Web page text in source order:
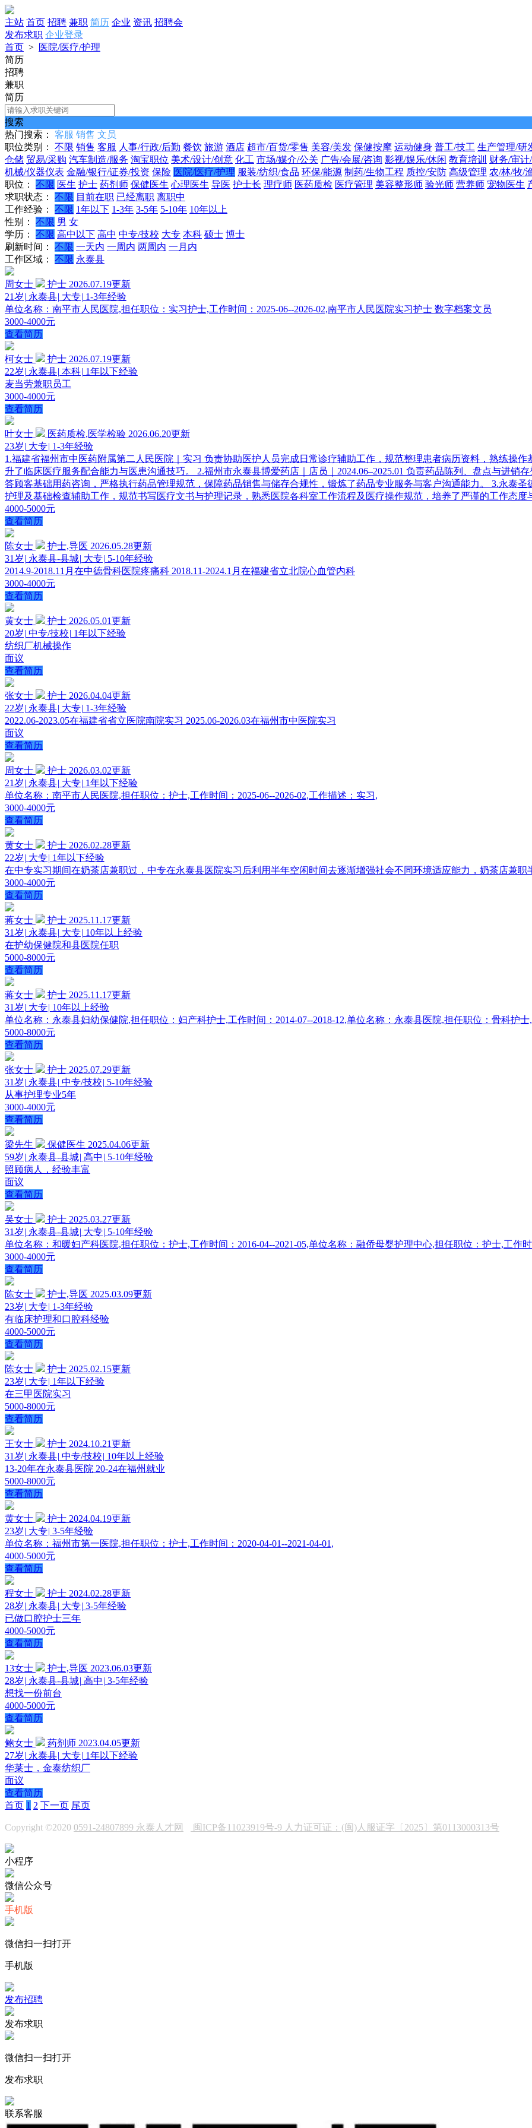
主站 首页 招聘 兼职 简历 企业 资讯 招聘会
发布求职 企业登录
首页 > 医院/医疗/护理
简历
招聘
兼职
简历
搜索
热门搜索：
客服 销售 文员
职位类别：
不限 销售 客服 人事/行政/后勤 餐饮 旅游 酒店 超市/百货/零售 美容/美发 保健按摩 运动健身 普工/技工 生产管理/研
仓储 贸易/采购 汽车制造/服务 淘宝职位 美术/设计/创意 化工 市场/媒介/公关 广告/会展/咨询 影视/娱乐/休闲 教育培训 财务/审计
机械/仪器仪表 金融/银行/证券/投资 保险 医院/医疗/护理 服装/纺织/食品 环保/能源 制药/生物工程 质控/安防 高级管理 农/林/牧/
职位：
不限 医生 护士 药剂师 保健医生 心理医生 导医 护士长 理疗师 医药质检 医疗管理 美容整形师 验光师 营养师 宠物医生
求职状态：
不限 目前在职 已经离职 离职中
工作经验：
不限 1年以下 1-3年 3-5年 5-10年 10年以上
性别：
不限 男 女
学历：
不限 高中以下 高中 中专/技校 大专 本科 硕士 博士
刷新时间：
不限 一天内 一周内 两周内 一月内
工作区域：
不限 永泰县
周女士 护士 2026.07.19更新
21岁| 永泰县| 大专| 1-3年经验
单位名称：南平市人民医院,担任职位：实习护士,工作时间：2025-06--2026-02,南平市人民医院实习护士 数字档案文员
3000-4000元
查看简历
柯女士 护士 2026.07.19更新
22岁| 永泰县| 本科| 1年以下经验
麦当劳兼职员工
3000-4000元
查看简历
叶女士 医药质检,医学检验 2026.06.20更新
23岁| 大专| 1-3年经验
1.福建省福州市中医药附属第二人民医院｜实习 负责协助医护人员完成日常诊疗辅助工作，规范整理患者病历资料，熟练操
升了临床医疗服务配合能力与医患沟通技巧。 2.福州市永泰县博爱药店｜店员｜2024.06–2025.01 负责药品陈列、盘点与进销
答顾客基础用药咨询，严格执行药品管理规范，保障药品销售与储存合规性，锻炼了药品专业服务与客户沟通能力。 3.永泰圣
护理及基础检查辅助工作，规范书写医疗文书与护理记录，熟悉医院各科室工作流程及医疗操作规范，培养了严谨的工作态度
4000-5000元
查看简历
陈女士 护士,导医 2026.05.28更新
31岁| 永泰县-县城| 大专| 5-10年经验
2014.9-2018.11月在中德骨科医院疼痛科 2018.11-2024.1月在福建省立北院心血管内科
3000-4000元
查看简历
黄女士 护士 2026.05.01更新
20岁| 中专/技校| 1年以下经验
纺织厂机械操作
面议
查看简历
张女士 护士 2026.04.04更新
22岁| 永泰县| 大专| 1-3年经验
2022.06-2023.05在福建省省立医院南院实习 2025.06-2026.03在福州市中医院实习
面议
查看简历
周女士 护士 2026.03.02更新
21岁| 永泰县| 大专| 1年以下经验
单位名称：南平市人民医院,担任职位：护士,工作时间：2025-06--2026-02,工作描述：实习,
3000-4000元
查看简历
黄女士 护士 2026.02.28更新
22岁| 大专| 1年以下经验
在中专实习期间在奶茶店兼职过，中专在永泰县医院实习后利用半年空闲时间去逐渐增强社会不同环境适应能力，奶茶店兼职
3000-4000元
查看简历
蒋女士 护士 2025.11.17更新
31岁| 永泰县| 大专| 10年以上经验
在护幼保健院和县医院任职
5000-8000元
查看简历
蒋女士 护士 2025.11.17更新
31岁| 大专| 10年以上经验
单位名称：永泰县妇幼保健院,担任职位：妇产科护士,工作时间：2014-07--2018-12,单位名称：永泰县医院,担任职位：骨科护士,
5000-8000元
查看简历
张女士 护士 2025.07.29更新
31岁| 永泰县| 中专/技校| 5-10年经验
从事护理专业5年
3000-4000元
查看简历
梁先生 保健医生 2025.04.06更新
59岁| 永泰县-县城| 高中 | 5-10年经验
照顾病人，经验丰富
面议
查看简历
吴女士 护士 2025.03.27更新
31岁| 永泰县-县城| 大专| 5-10年经验
单位名称：和暖妇产科医院,担任职位：护士,工作时间：2016-04--2021-05,单位名称：融侨母婴护理中心,担任职位：护士,工作时
3000-4000元
查看简历
陈女士 护士,导医 2025.03.09更新
23岁| 大专| 1-3年经验
有临床护理和口腔科经验
4000-5000元
查看简历
陈女士 护士 2025.02.15更新
23岁| 大专| 1年以下经验
在三甲医院实习
5000-8000元
查看简历
王女士 护士 2024.10.21更新
31岁| 永泰县| 中专/技校| 10年以上经验
13-20年在永泰县医院 20-24在福州就业
5000-8000元
查看简历
黄女士 护士 2024.04.19更新
23岁| 大专| 3-5年经验
单位名称：福州市第一医院,担任职位：护士,工作时间：2020-04-01--2021-04-01,
4000-5000元
查看简历
程女士 护士 2024.02.28更新
28岁| 永泰县| 大专| 3-5年经验
已做口腔护士三年
4000-5000元
查看简历
13女士 护士,导医 2023.06.03更新
28岁| 永泰县-县城| 高中 | 3-5年经验
想找一份前台
4000-5000元
查看简历
鲍女士 药剂师 2023.04.05更新
27岁| 永泰县| 大专| 1年以下经验
华莱士，金泰纺织厂
面议
查看简历
首页 1 2 下一页 尾页
Copyright ©2020 0591-24807899 永泰人才网 闽ICP备11023919号-9 人力证可证：(闽)人服证字〔2025〕第0113000313号
小程序
微信公众号
手机版
微信扫一扫打开
手机版
发布招聘
发布求职
微信扫一扫打开
发布求职
联系客服